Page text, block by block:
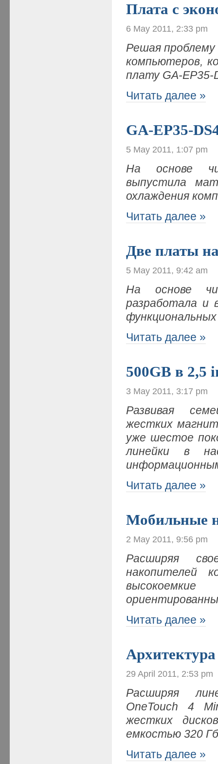
Плата с
6 May 2011, 2:33 pm
Решая проблему
компьютеров,
плату GA-EP35-
Читать далее »
GA-EP35-
5 May 2011, 1:07 pm
На основе
выпустила
охлаждения
Читать далее »
Две платы
5 May 2011, 9:42 am
На основе
разработала и
Читать далее »
500GB в 2,5
3 May 2011, 3:17 pm
Развивая
жестких
уже шестое
линейки в
Читать далее »
Мобильные
2 May 2011, 9:56 pm
Расширяя
накопителей
Читать далее »
29 April 2011, 2:53 pm
Расширяя
OneTouch
4
жестких
емкостью 320
Читать далее »